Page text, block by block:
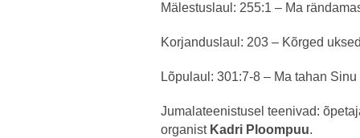
Mälestuslaul: 255:1 – Ma
Korjanduslaul: 203 – Kõrged
Lõpulaul: 301:7-8 – Ma tahan
Jumalateenistusel teenivad:
organist Kadri Ploompuu.